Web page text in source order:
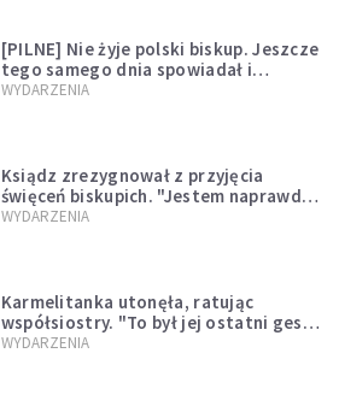
[PILNE] Nie żyje polski biskup. Jeszcze
tego samego dnia spowiadał i
sprawował Mszę świętą
WYDARZENIA
Ksiądz zrezygnował z przyjęcia
święceń biskupich. "Jestem naprawdę
niegodny"
WYDARZENIA
Karmelitanka utonęła, ratując
współsiostry. "To był jej ostatni gest
miłości"
WYDARZENIA